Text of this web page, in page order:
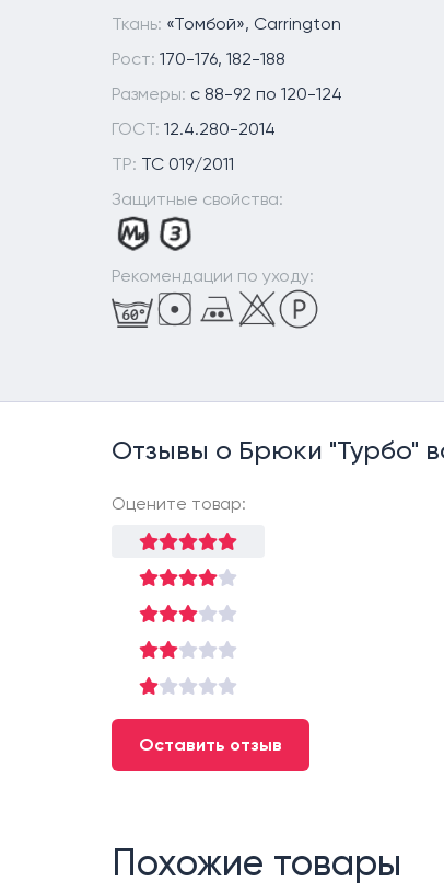
Ткань: «Томбой», Carrington
Рост: 170-176, 182-188
Размеры: с 88-92 по 120-124
ГОСТ: 12.4.280-2014
ТР: ТС 019/2011
Защитные свойства:
Рекомендации по уходу:
Отзывы о Брюки "Турбо"
Оцените товар:
Оставить отзыв
Похожие товары